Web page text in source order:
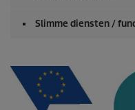
Slimme diensten /